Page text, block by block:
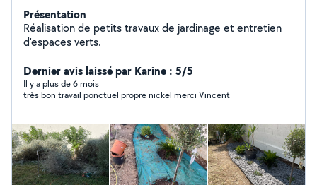
Présentation
Réalisation de petits travaux de jardinage et entretien
d'espaces verts.
Dernier avis laissé par Karine : 5/5
Il y a plus de 6 mois
très bon travail ponctuel propre nickel merci Vincent